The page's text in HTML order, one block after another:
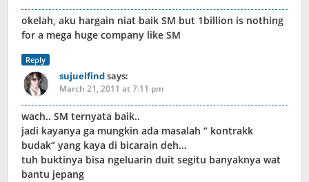
okelah, aku hargain niat baik SM but 1billion is nothing
for a mega huge company like SM
Reply
sujuelfindsays:
March 21, 2011 at 7:11 pm
wach.. SM ternyata baik..
jadi kayanya ga mungkin ada masalah ” kontrakk
budak” yang kaya di bicarain deh…
tuh buktinya bisa ngeluarin duit segitu banyaknya wat
bantu jepang